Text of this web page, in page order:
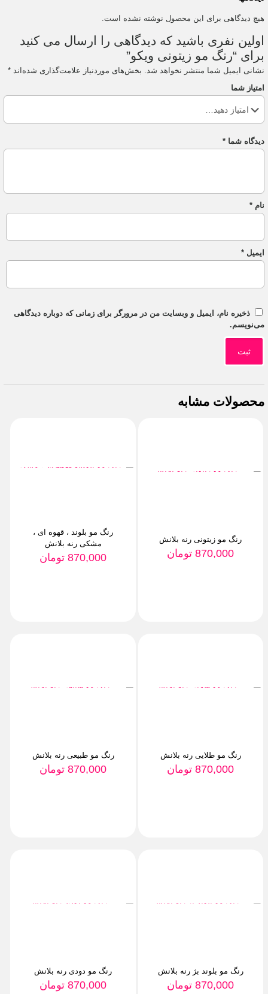
هیچ دیدگاهی برای این محصول نوشته نشده است.
اولین نفری باشید که دیدگاهی را ارسال می کنید
برای “رنگ مو زیتونی ویکو”
نشانی ایمیل شما منتشر نخواهد شد. بخش‌های موردنیاز علامت‌گذاری شده‌اند *
امتیاز شما
دیدگاه شما *
نام *
ایمیل *
ذخیره نام، ایمیل و وبسایت من در مرورگر برای زمانی که دوباره دیدگاهی
می‌نویسم.
محصولات مشابه
رنگ مو زیتونی رنه بلانش
870,000 تومان
رنگ مو بلوند ، قهوه ای ،
مشکی رنه بلانش
870,000 تومان
رنگ مو طلایی رنه بلانش
870,000 تومان
رنگ مو طبیعی رنه بلانش
870,000 تومان
رنگ مو بلوند بژ رنه بلانش
870,000 تومان
رنگ مو دودی رنه بلانش
870,000 تومان